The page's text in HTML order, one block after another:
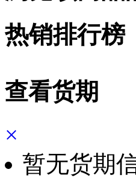
热销排行榜
查看货期
×
暂无货期